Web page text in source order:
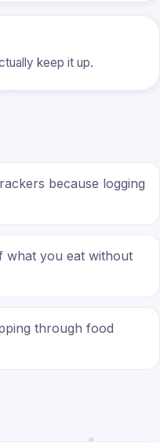
keep it up.
because logging
what you eat without
through food